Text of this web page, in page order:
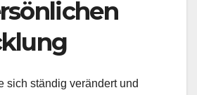
sich ständig verändert und